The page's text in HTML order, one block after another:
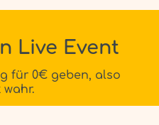
Live Event
für 0€ geben, also